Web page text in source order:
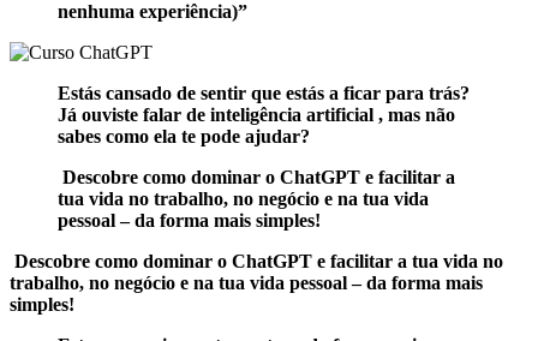
nenhuma experiência)”
Estás cansado de sentir que estás a ficar para trás?
Já ouviste falar de inteligência artificial , mas não
sabes como ela te pode ajudar?
Descobre como dominar o ChatGPT e facilitar a
tua vida no trabalho, no negócio e na tua vida
pessoal – da forma mais simples!
Descobre como dominar o ChatGPT e facilitar a tua vida no
trabalho, no negócio e na tua vida pessoal – da forma mais
simples!